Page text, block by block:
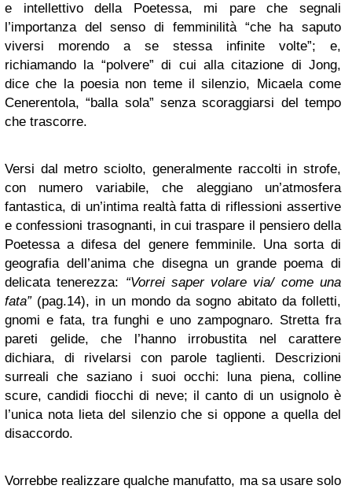
e intellettivo della Poetessa, mi pare che segnali
l’importanza del senso di femminilità “che ha saputo
viversi morendo a se stessa infinite volte”; e,
richiamando la “polvere” di cui alla citazione di Jong,
dice che la poesia non teme il silenzio, Micaela come
Cenerentola, “balla sola” senza scoraggiarsi del tempo
che trascorre.
Versi dal metro sciolto, generalmente raccolti in strofe,
con numero variabile, che aleggiano un’atmosfera
fantastica, di un’intima realtà fatta di riflessioni assertive
e confessioni trasognanti, in cui traspare il pensiero della
Poetessa a difesa del genere femminile. Una sorta di
geografia dell’anima che disegna un grande poema di
delicata tenerezza: “Vorrei saper volare via/ come una
fata”(pag.14), in un mondo da sogno abitato da folletti,
gnomi e fata, tra funghi e uno zampognaro. Stretta fra
pareti gelide, che l’hanno irrobustita nel carattere
dichiara, di rivelarsi con parole taglienti. Descrizioni
surreali che saziano i suoi occhi: luna piena, colline
scure, candidi fiocchi di neve; il canto di un usignolo è
l’unica nota lieta del silenzio che si oppone a quella del
disaccordo.
Vorrebbe realizzare qualche manufatto, ma sa usare solo